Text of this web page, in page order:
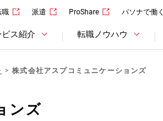
職 派遣 ProShare パソナで働く
ビス紹介 転職ノウハウ
株式会社アスプコミュニケーションズ
ンズ